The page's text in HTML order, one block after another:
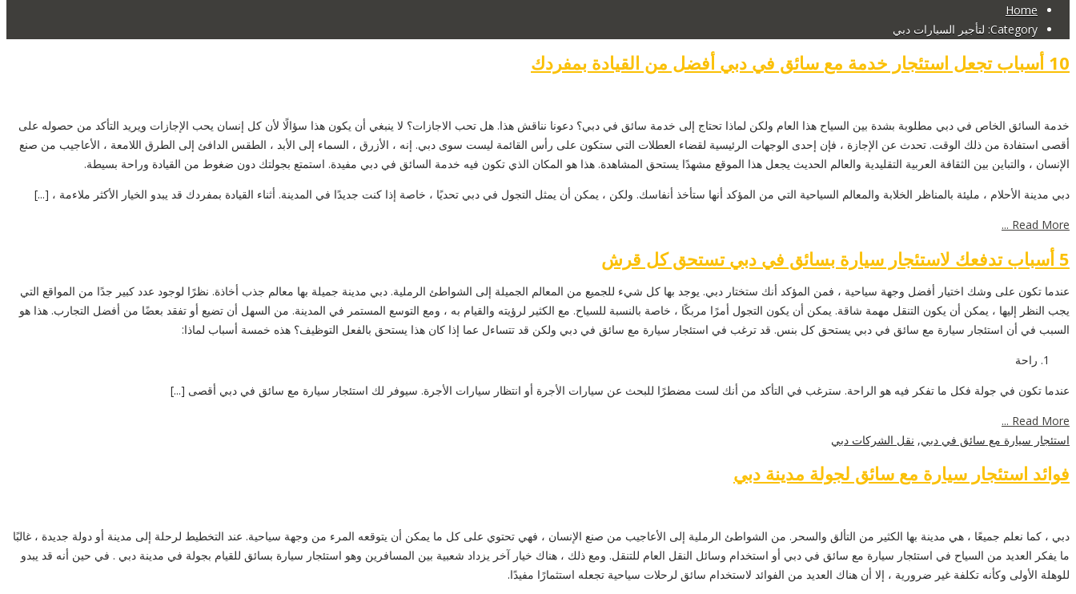
Home
Category: لتأجير السيارات دبي
10 أسباب تجعل استئجار خدمة مع سائق في دبي أفضل من القيادة بمفردك
خدمة السائق الخاص في دبي مطلوبة بشدة بين السياح هذا العام ولكن لماذا تحتاج إلى خدمة سائق في دبي؟ دعونا نناقش هذا. هل تحب الاجازات؟ لا ينبغي أن يكون هذا سؤالًا لأن كل إنسان يحب الإجازات ويريد التأكد من حصوله على
أقصى استفادة من ذلك الوقت. تحدث عن الإجازة ، فإن إحدى الوجهات الرئيسية لقضاء العطلات التي ستكون على رأس القائمة ليست سوى دبي. إنه ، الأزرق ، السماء إلى الأبد ، الطقس الدافئ إلى الطرق اللامعة ، الأعاجيب من صنع
الإنسان ، والتباين بين الثقافة العربية التقليدية والعالم الحديث يجعل هذا الموقع مشهدًا يستحق المشاهدة. هذا هو المكان الذي تكون فيه خدمة السائق في دبي مفيدة. استمتع بجولتك دون ضغوط من القيادة وراحة بسيطة.
دبي مدينة الأحلام ، مليئة بالمناظر الخلابة والمعالم السياحية التي من المؤكد أنها ستأخذ أنفاسك. ولكن ، يمكن أن يمثل التجول في دبي تحديًا ، خاصة إذا كنت جديدًا في المدينة. أثناء القيادة بمفردك قد يبدو الخيار الأكثر ملاءمة ، [...]
Read More ...
5 أسباب تدفعك لاستئجار سيارة بسائق في دبي تستحق كل قرش
عندما تكون على وشك اختيار أفضل وجهة سياحية ، فمن المؤكد أنك ستختار دبي. يوجد بها كل شيء للجميع من المعالم الجميلة إلى الشواطئ الرملية. دبي مدينة جميلة بها معالم جذب أخاذة. نظرًا لوجود عدد كبير جدًا من المواقع التي
يجب النظر إليها ، يمكن أن يكون التنقل مهمة شاقة. يمكن أن يكون التجول أمرًا مربكًا ، خاصة بالنسبة للسياح. مع الكثير لرؤيته والقيام به ، ومع التوسع المستمر في المدينة. من السهل أن تضيع أو تفقد بعضًا من أفضل التجارب. هذا هو
السبب في أن استئجار سيارة مع سائق في دبي يستحق كل بنس. قد ترغب في استئجار سيارة مع سائق في دبي ولكن قد تتساءل عما إذا كان هذا يستحق بالفعل التوظيف؟ هذه خمسة أسباب لماذا:
راحة
عندما تكون في جولة فكل ما تفكر فيه هو الراحة. سترغب في التأكد من أنك لست مضطرًا للبحث عن سيارات الأجرة أو انتظار سيارات الأجرة. سيوفر لك استئجار سيارة مع سائق في دبي أقصى [...]
Read More ...
استئجار سيارة مع سائق في دبي, نقل الشركات دبي
فوائد استئجار سيارة مع سائق لجولة مدينة دبي
دبي ، كما نعلم جميعًا ، هي مدينة بها الكثير من التألق والسحر. من الشواطئ الرملية إلى الأعاجيب من صنع الإنسان ، فهي تحتوي على كل ما يمكن أن يتوقعه المرء من وجهة سياحية. عند التخطيط لرحلة إلى مدينة أو دولة جديدة ، غالبًا
ما يفكر العديد من السياح في استئجار سيارة مع سائق في دبي أو استخدام وسائل النقل العام للتنقل. ومع ذلك ، هناك خيار آخر يزداد شعبية بين المسافرين وهو استئجار سيارة بسائق للقيام بجولة في مدينة دبي . في حين أنه قد يبدو
للوهلة الأولى وكأنه تكلفة غير ضرورية ، إلا أن هناك العديد من الفوائد لاستخدام سائق لرحلات سياحية تجعله استثمارًا مفيدًا.